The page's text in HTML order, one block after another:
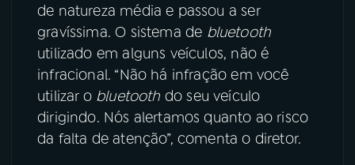
de natureza média e passou a ser
gravíssima. O sistema de bluetooth
utilizado em alguns veículos, não é
infracional. “Não há infração em você
utilizar o bluetooth do seu veículo
dirigindo. Nós alertamos quanto ao risco
da falta de atenção”, comenta o diretor.